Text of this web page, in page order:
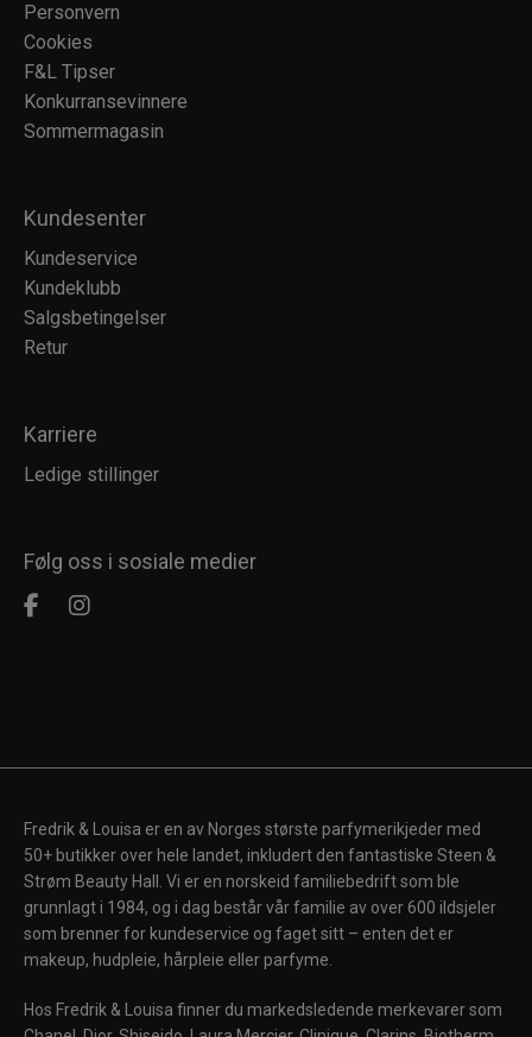
Personvern
Cookies
F&L Tipser
Konkurransevinnere
Sommermagasin
Kundesenter
Kundeservice
Kundeklubb
Salgsbetingelser
Retur
Karriere
Ledige stillinger
Følg oss i sosiale medier
Fredrik & Louisa er en av Norges største parfymerikjeder med
50+ butikker over hele landet, inkludert den fantastiske Steen &
Strøm Beauty Hall. Vi er en norskeid familiebedrift som ble
grunnlagt i 1984, og i dag består vår familie av over 600 ildsjeler
som brenner for kundeservice og faget sitt – enten det er
makeup, hudpleie, hårpleie eller parfyme.
Hos Fredrik & Louisa finner du markedsledende merkevarer som